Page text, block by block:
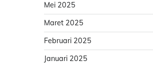
Mei 2025
Maret 2025
Februari 2025
Januari 2025